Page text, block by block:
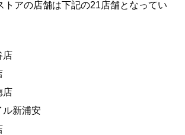
トアの店舗は下記の21店舗となってい
店
店
ル新浦安